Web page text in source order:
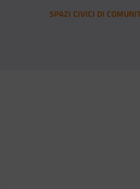
SPAZI CIVICI DI